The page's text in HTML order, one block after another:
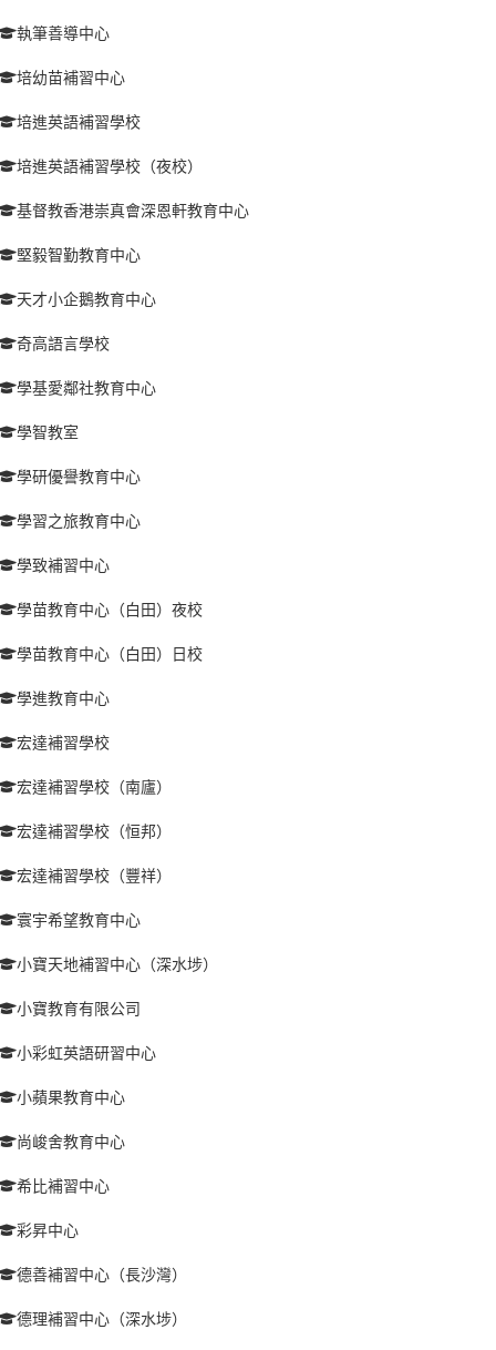
執筆善導中心
培幼苗補習中心
培進英語補習學校
培進英語補習學校（夜校）
基督教香港崇真會深恩軒教育中心
堅毅智勤教育中心
天才小企鵝教育中心
奇高語言學校
學基愛鄰社教育中心
學智教室
學研優譽教育中心
學習之旅教育中心
學致補習中心
學苗教育中心（白田）夜校
學苗教育中心（白田）日校
學進教育中心
宏達補習學校
宏達補習學校（南廬）
宏達補習學校（恒邦）
宏達補習學校（豐祥）
寰宇希望教育中心
小寶天地補習中心（深水埗）
小寶教育有限公司
小彩虹英語研習中心
小蘋果教育中心
尚峻舍教育中心
希比補習中心
彩昇中心
德善補習中心（長沙灣）
德理補習中心（深水埗）